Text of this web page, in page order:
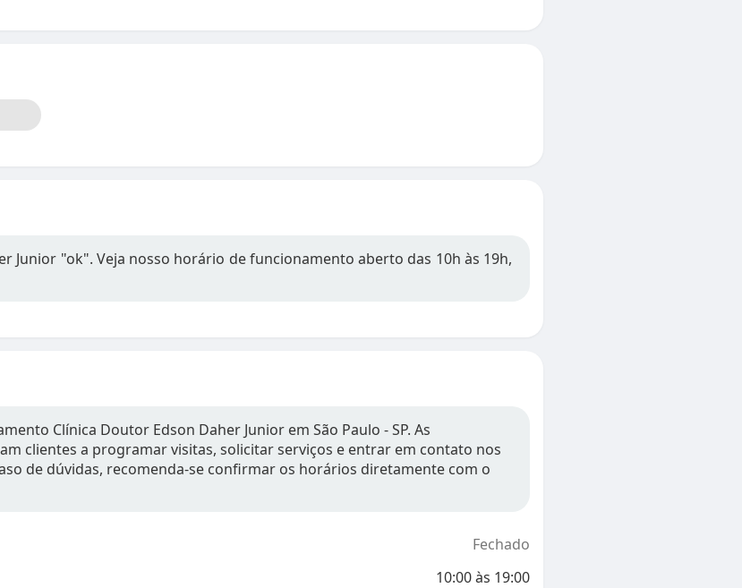
Junior "ok". Veja nosso horário de funcionamento aberto das 10h às 19h,
Clínica Doutor Edson Daher Junior em São Paulo - SP. As
clientes a programar visitas, solicitar serviços e entrar em contato nos
de dúvidas, recomenda-se confirmar os horários diretamente com o
Fechado
10:00às 19:00